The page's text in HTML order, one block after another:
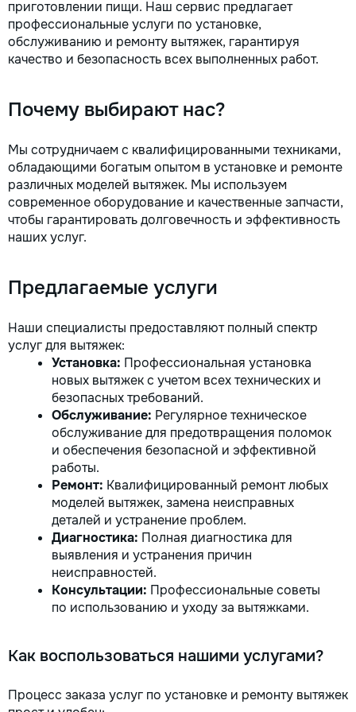
la fiecare detaliu. Contactați-ne
pentru o consultație gratuită și un
deviz fără obligații: 069 376 542
+373 603 31 178 Viber | WhatsApp
gratuit Consultanță profesională
Soluții pentru orice buget
Reparații executate la timp și cu
responsabilitate. Transformăm
ideile în locuințe confortabile,
moderne și funcționale! Calitatea
noastră – liniștea și confortul
dumneavoastră!
приготовлении пищи. Наш сервис предлагает
профессиональные услуги по установке,
обслуживанию и ремонту вытяжек, гарантируя
качество и безопасность всех выполненных работ.
Почему выбирают нас?
Мы сотрудничаем с квалифицированными техниками,
обладающими богатым опытом в установке и ремонте
различных моделей вытяжек. Мы используем
современное оборудование и качественные запчасти,
чтобы гарантировать долговечность и эффективность
наших услуг.
Предлагаемые услуги
Наши специалисты предоставляют полный спектр
услуг для вытяжек:
Установка: Профессиональная установка
новых вытяжек с учетом всех технических и
безопасных требований.
Обслуживание: Регулярное техническое
обслуживание для предотвращения поломок
и обеспечения безопасной и эффективной
работы.
Ремонт: Квалифицированный ремонт любых
моделей вытяжек, замена неисправных
деталей и устранение проблем.
Диагностика: Полная диагностика для
выявления и устранения причин
неисправностей.
Консультации: Профессиональные советы
по использованию и уходу за вытяжками.
Как воспользоваться нашими услугами?
Процесс заказа услуг по установке и ремонту вытяжек